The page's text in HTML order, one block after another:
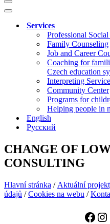
Navigation
Menu
Navigation
Services
Professional
Family Counseling
Job and Career
Coaching for
Czech education
Interpreting
Community Center
Programs for
Helping people in
English
Русский
CHANGE OF
CONSULTING
Hlavní stránka / Aktuální
údajů /Cookies na webu /